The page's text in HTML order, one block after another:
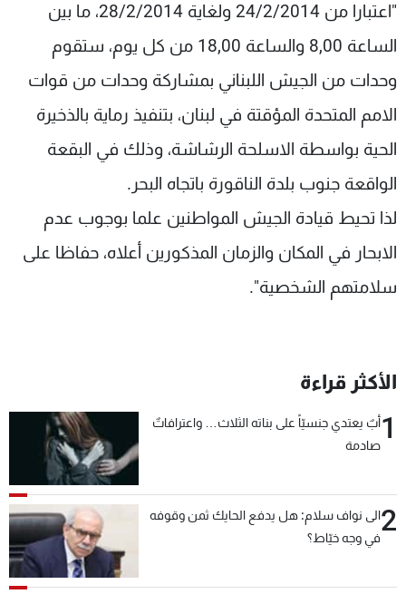
"اعتبارا من 24/2/2014 ولغاية 28/2/2014، ما بين
الساعة 8,00 والساعة 18,00 من كل يوم، ستقوم
وحدات من الجيش اللبناني بمشاركة وحدات من قوات
الامم المتحدة المؤقتة في لبنان، بتنفيذ رماية بالذخيرة
الحية بواسطة الاسلحة الرشاشة، وذلك في البقعة
الواقعة جنوب بلدة الناقورة باتجاه البحر.
لذا تحيط قيادة الجيش المواطنين علما بوجوب عدم
الابحار في المكان والزمان المذكورين أعلاه، حفاظا على
سلامتهم الشخصية".
الأكثر قراءة
1أبٌ يعتدي جنسيّاً على بناته الثلاث… واعترافاتٌ
صادمة
2الى نواف سلام: هل يدفع الحايك ثمن وقوفه
في وجه خيّاط؟
عن MTV
الإنـتـاج
لاعلاناتكم
وظائف
تواصل معنا
شروط الإسـتخدام
سياسة الخصوصية